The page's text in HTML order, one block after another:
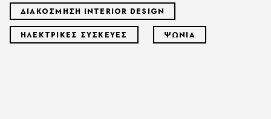
ΔΙΑΚΟΣΜΗΣΗ INTERIOR DESIGN
ΗΛΕΚΤΡΙΚΕΣ ΣΥΣΚΕΥΕΣ ΨΩΝΙΑ